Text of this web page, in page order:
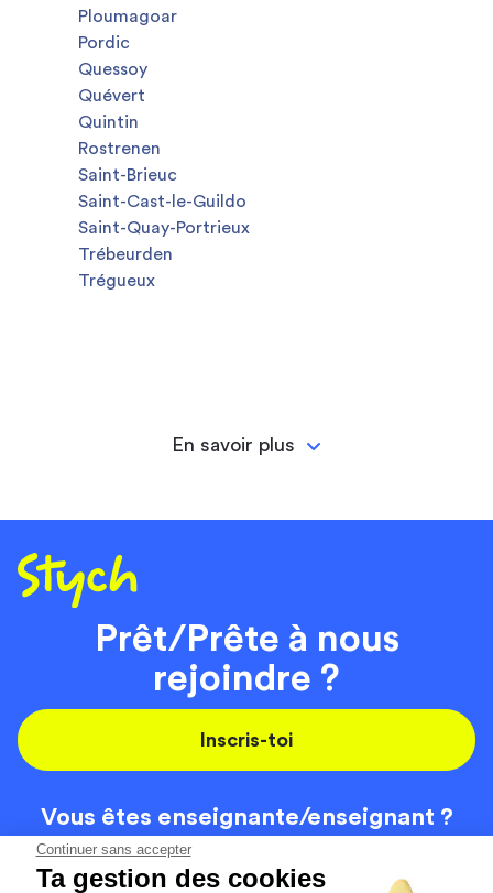
Continuer sans accepter
Ta gestion des cookies
Ploumagoar
Pordic
Quessoy
Quévert
Quintin
Rostrenen
Saint-Brieuc
Saint-Cast-le-Guildo
Saint-Quay-Portrieux
Trébeurden
Trégueux
En savoir plus
Prêt/Prête à nous
rejoindre ?
Inscris-toi
Vous êtes enseignante/enseignant ?
On recrute